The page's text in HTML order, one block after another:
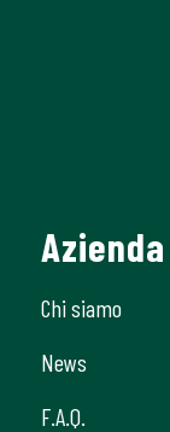
Azienda
Chi siamo
News
F.A.Q.